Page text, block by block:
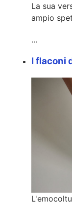
La sua
ampio
...
I flaconi